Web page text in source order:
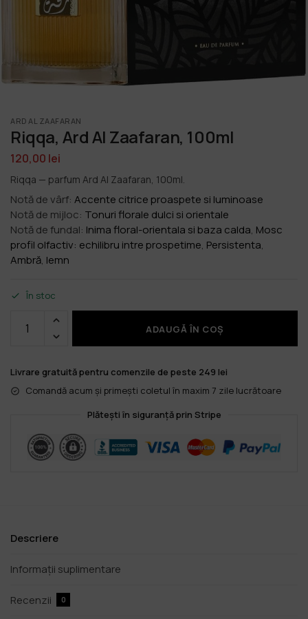
ARD AL ZAAFARAN
Riqqa, Ard Al Zaafaran, 100ml
120,00 lei
Riqqa — parfum Ard Al Zaafaran, 100ml.
Notă de vârf: Accente citrice proaspete si luminoase
Notă de mijloc: Tonuri florale dulci si orientale
Notă de fundal: Inima floral-orientala si baza calda, Mosc
profil olfactiv: echilibru intre prospetime, Persistenta,
Ambră, lemn
În stoc
ADAUGĂ ÎN COȘ
Livrare gratuită pentru comenzile de peste 249 lei
Comandă acum și primești coletul în maxim 7 zile lucrătoare
Plătești în siguranță prin Stripe
Descriere
Informații suplimentare
Recenzii 0